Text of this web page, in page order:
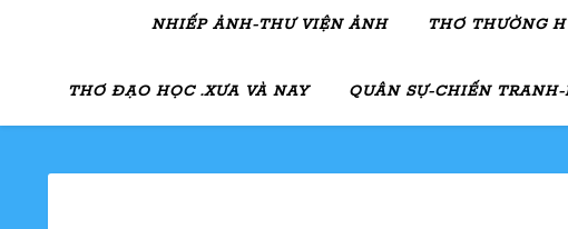
NHIẾP ẢNH-THƯ VIỆN ẢNH THƠ THƯỜNG
THƠ ĐẠO HỌC .XƯA VÀ NAY QUÂN SỰ-CHIẾN